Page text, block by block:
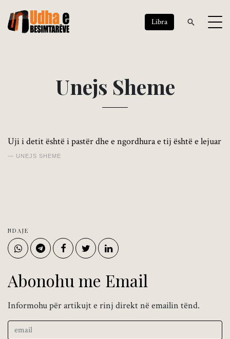
Libra
Unejs Sheme
Uji i detit është i pastër dhe e ngordhura e tij është e lejuar
UNEJS SHEME
NDAJE
Abonohu me Email
Informohu për artikujt e rinj direkt në emailin tënd.